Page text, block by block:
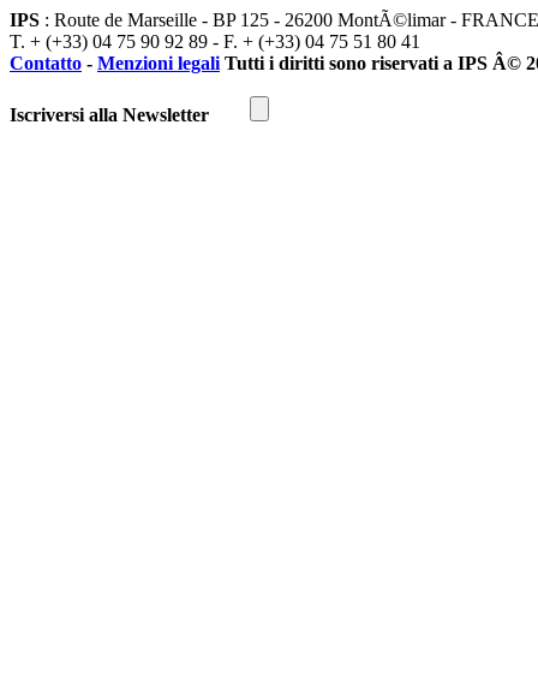
IPS : Route de Marseille - BP 125 - 26200 MontÃ©limar - FRANCE
T. + (+33) 04 75 90 92 89 - F. + (+33) 04 75 51 80 41
Contatto - Menzioni legali Tutti i diritti sono riservati a IPS Â©
Iscriversi alla Newsletter